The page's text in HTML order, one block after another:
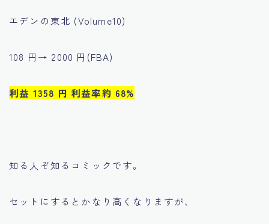
エデンの東北 (Volume10)
108 円→ 2000 円(FBA)
利益 1358 円 利益率約 68%
知る人ぞ知るコミックです。
セットにするとかなり高くなりますが、